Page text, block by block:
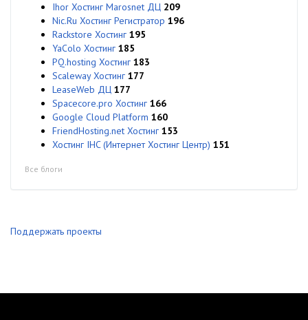
Ihor Хостинг Marosnet ДЦ 209
Nic.Ru Хостинг Регистратор 196
Rackstore Хостинг 195
YaColo Хостинг 185
PQ.hosting Хостинг 183
Scaleway Хостинг 177
LeaseWeb ДЦ 177
Spacecore.pro Хостинг 166
Google Cloud Platform 160
FriendHosting.net Хостинг 153
Хостинг IHC (Интернет Хостинг Центр) 151
Все блоги
Поддержать проекты